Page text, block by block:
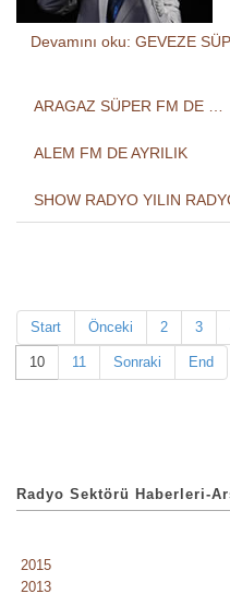
Devamını oku: GEVEZE
ARAGAZ SÜPER FM DE …
ALEM FM DE AYRILIK
SHOW RADYO YILIN
Start Önceki 2 3
10 11 Sonraki End
Radyo Sektörü Haberleri-
2015
2013